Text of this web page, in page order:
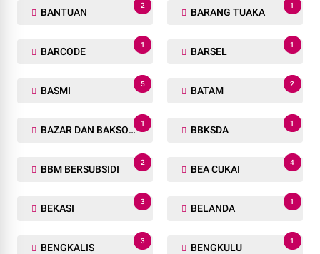
BANTUAN
2
BARANG TUAKA
1
BARCODE
1
BARSEL
1
BASMI
5
BATAM
2
BAZAR DAN BAKSOS RAMADHAN
1
BBKSDA
1
BBM BERSUBSIDI
2
BEA CUKAI
4
BEKASI
3
BELANDA
1
BENGKALIS
3
BENGKULU
1